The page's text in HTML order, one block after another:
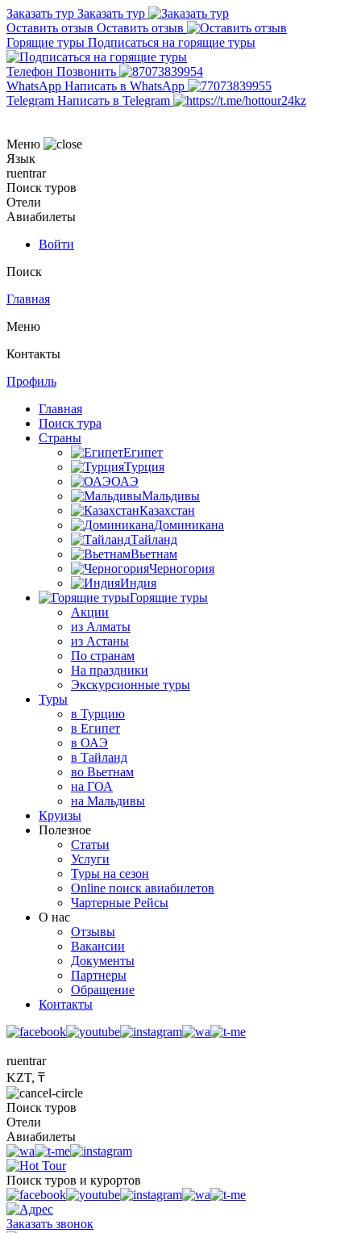
Заказать тур Заказать тур
Оставить отзыв Оставить отзыв
Горящие туры Подписаться на горящие туры
Телефон Позвонить
WhatsApp Написать в WhatsApp
Telegram Написать в Telegram
Меню
Язык
ruentrar
Поиск туров
Отели
Авиабилеты
Войти
Поиск
Главная
Меню
Контакты
Профиль
Главная
Поиск тура
Страны
Египет
Турция
ОАЭ
Мальдивы
Казахстан
Доминикана
Тайланд
Вьетнам
Черногория
Индия
Горящие туры
Акции
из Алматы
из Астаны
По странам
На праздники
Экскурсионные туры
Туры
в Турцию
в Египет
в ОАЭ
в Тайланд
во Вьетнам
на ГОА
на Мальдивы
Круизы
Полезное
Статьи
Услуги
Туры на сезон
Online поиск авиабилетов
Чартерные Рейсы
О нас
Отзывы
Вакансии
Документы
Партнеры
Обращение
Контакты
ruentrar
KZT, ₸
Поиск туров
Отели
Авиабилеты
Поиск туров и курортов
Заказать звонок